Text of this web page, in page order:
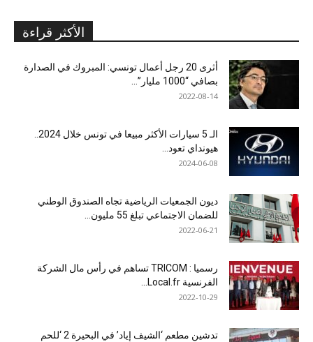
الأكثر قراءة
أثرى 20 رجل أعمال تونسي: المبروك في الصدارة
بصافي “1000 مليار”...
2022-08-14
هيونداي تعود...
2024-06-08
ديون الجمعيات الرياضية تجاه الصندوق الوطني
للضمان الاجتماعي تبلغ 55 مليون...
2022-06-21
رسميا : TRICOM تساهم في رأس مال الشركة
الفرنسية Local.fr...
2022-10-29
تدشين مطعم ‘الشيف إياد’ في البحيرة 2 ‘للحم